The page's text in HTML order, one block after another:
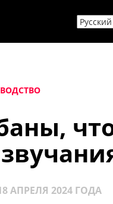
АПРЕЛЯ 2024 ГОДА